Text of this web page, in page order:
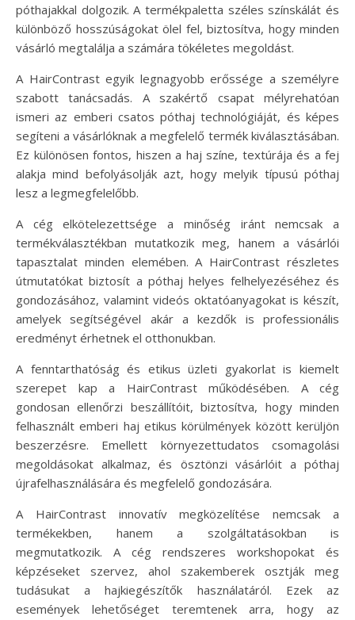
póthajakkal dolgozik. A termékpaletta széles színskálát és
különböző hosszúságokat ölel fel, biztosítva, hogy minden
vásárló megtalálja a számára tökéletes megoldást.
A HairContrast egyik legnagyobb erőssége a személyre
szabott tanácsadás. A szakértő csapat mélyrehatóan
ismeri az emberi csatos póthaj technológiáját, és képes
segíteni a vásárlóknak a megfelelő termék kiválasztásában.
Ez különösen fontos, hiszen a haj színe, textúrája és a fej
alakja mind befolyásolják azt, hogy melyik típusú póthaj
lesz a legmegfelelőbb.
A cég elkötelezettsége a minőség iránt nemcsak a
termékválasztékban mutatkozik meg, hanem a vásárlói
tapasztalat minden elemében. A HairContrast részletes
útmutatókat biztosít a póthaj helyes felhelyezéséhez és
gondozásához, valamint videós oktatóanyagokat is készít,
amelyek segítségével akár a kezdők is professionális
eredményt érhetnek el otthonukban.
A fenntarthatóság és etikus üzleti gyakorlat is kiemelt
szerepet kap a HairContrast működésében. A cég
gondosan ellenőrzi beszállítóit, biztosítva, hogy minden
felhasznált emberi haj etikus körülmények között kerüljön
beszerzésre. Emellett környezettudatos csomagolási
megoldásokat alkalmaz, és ösztönzi vásárlóit a póthaj
újrafelhasználására és megfelelő gondozására.
A HairContrast innovatív megközelítése nemcsak a
termékekben, hanem a szolgáltatásokban is
megmutatkozik. A cég rendszeres workshopokat és
képzéseket szervez, ahol szakemberek osztják meg
tudásukat a hajkiegészítők használatáról. Ezek az
események lehetőséget teremtenek arra, hogy az